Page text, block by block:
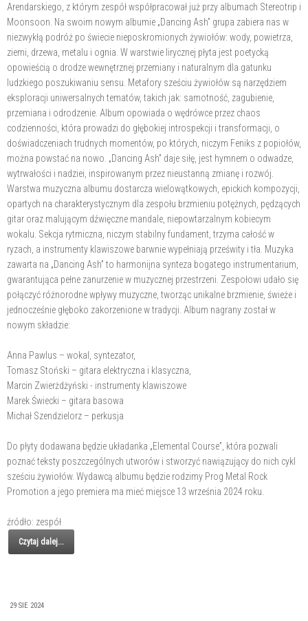
Arendarskiego, z którym zespół współpracował już przy albumach Stereotrip i
Moonsoon. Na swoim nowym albumie „Dancing Ash” grupa zabiera nas w
niezwykłą podróż po świecie nieposkromionych żywiołów: wody, powietrza,
ziemi, drzewa, metalu i ognia. W warstwie lirycznej płyta jest poetycką
opowieścią o drodze wewnętrznej przemiany i naturalnym dla gatunku
ludzkiego poszukiwaniu sensu. Metafory sześciu żywiołów są narzędziem
eksploracji uniwersalnych tematów, takich jak: samotność, zagubienie,
przemiana i odrodzenie. Album opowiada o wędrówce przez chaos
codzienności, która prowadzi do głębokiej introspekcji i transformacji, o
doświadczeniach trudnych momentów, po których, niczym Feniks z popiołów,
można powstać na nowo. „Dancing Ash” daje siłę, jest hymnem o odwadze,
wytrwałości i nadziei, inspirowanym przez nieustanną zmianę i rozwój.
Warstwa muzyczna albumu dostarcza wielowątkowych, epickich kompozycji,
opartych na charakterystycznym dla zespołu brzmieniu potężnych, pędzących
gitar oraz malującym dźwięczne mandale, niepowtarzalnym kobiecym
wokalu. Sekcja rytmiczna, niczym stabilny fundament, trzyma całość w
ryzach, a instrumenty klawiszowe barwnie wypełniają prześwity i tła. Muzyka
zawarta na „Dancing Ash” to harmonijna synteza bogatego instrumentarium,
gwarantująca pełne zanurzenie w muzycznej przestrzeni. Zespołowi udało się
połączyć różnorodne wpływy muzyczne, tworząc unikalne brzmienie, świeże i
jednocześnie głęboko zakorzenione w tradycji. Album nagrany został w
nowym składzie:
Anna Pawlus – wokal, syntezator,
Tomasz Stoński – gitara elektryczna i klasyczna,
Marcin Zwierżdżyński - instrumenty klawiszowe
Marek Świecki – gitara basowa
Michał Szendzielorz – perkusja
Do płyty dodawana będzie układanka „Elemental Course”, która pozwali
poznać teksty poszczególnych utworów i stworzyć nawiązujący do nich cykl
sześciu żywiołów. Wydawcą albumu będzie rodzimy Prog Metal Rock
Promotion a jego premiera ma mieć miejsce 13 września 2024 roku.
źródło: zespół
Czytaj dalej...
29 SIE 2024